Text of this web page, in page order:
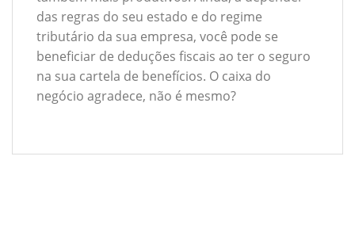
das regras do seu estado e do regime
tributário da sua empresa, você pode se
beneficiar de deduções fiscais ao ter o seguro
na sua cartela de benefícios. O caixa do
negócio agradece, não é mesmo?